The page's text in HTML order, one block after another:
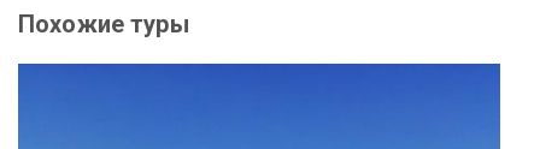
Похожие туры